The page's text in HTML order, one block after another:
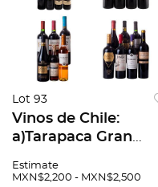
Lot 93
Vinos de Chile:
a)Tarapaca Gran
Jose de Apalta.
Estimate
MXN$2,200 - MXN$2,500